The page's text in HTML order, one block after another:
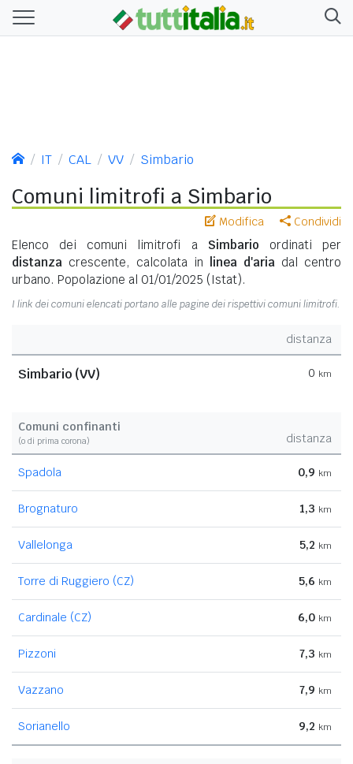
IT CAL VV Simbario
Comuni limitrofi a Simbario
Modifica Condividi
Elenco dei comuni limitrofi a Simbario ordinati per
distanza crescente, calcolata in linea d'aria dal centro
urbano. Popolazione al 01/01/2025 (Istat).
I link dei comuni elencati portano alle pagine dei rispettivi comuni limitrofi.
distanza
Simbario (VV) 0 km
Comuni confinanti
(o di prima corona) distanza
Spadola 0,9 km
Brognaturo 1,3 km
Vallelonga 5,2 km
Torre di Ruggiero (CZ) 5,6 km
Cardinale (CZ) 6,0 km
Pizzoni 7,3 km
Vazzano 7,9 km
Sorianello 9,2 km